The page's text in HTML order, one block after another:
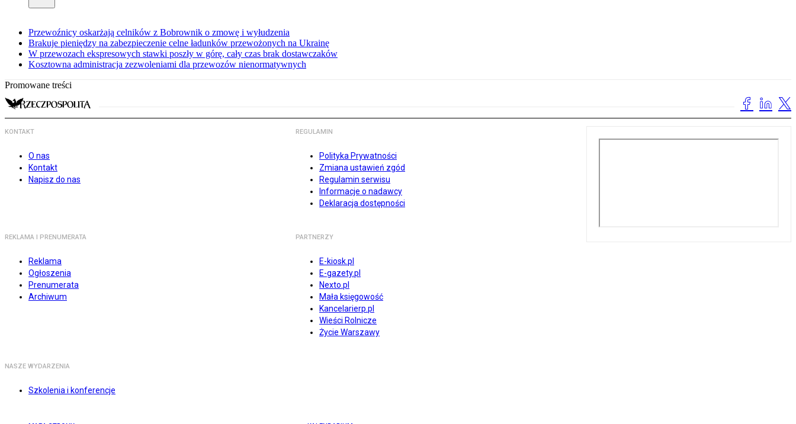
Przewoźnicy oskarżają celników z Bobrownik o zmowę i wyłudzenia
Brakuje pieniędzy na zabezpieczenie celne ładunków przewożonych na Ukrainę
W przewozach ekspresowych stawki poszły w górę, cały czas brak dostawczaków
Kosztowna administracja zezwoleniami dla przewozów nienormatywnych
Promowane treści
KONTAKT
O nas
Kontakt
Napisz do nas
REGULAMIN
Polityka Prywatności
Zmiana ustawień zgód
Regulamin serwisu
Informacje o nadawcy
Deklaracja dostępności
REKLAMA I PRENUMERATA
Reklama
Ogłoszenia
Prenumerata
Archiwum
PARTNERZY
E-kiosk.pl
E-gazety.pl
Nexto.pl
Mała księgowość
Kancelarierp.pl
Wieści Rolnicze
Życie Warszawy
NASZE WYDARZENIA
Szkolenia i konferencje